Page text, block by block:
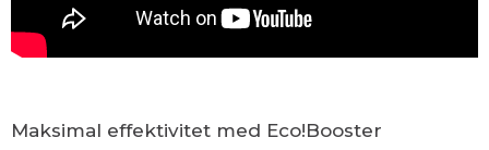
Maksimal effektivitet med Eco!Booster